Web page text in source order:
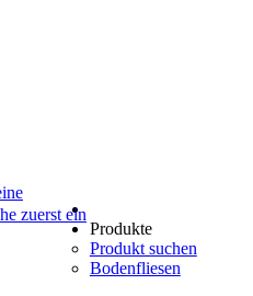
zuerst ein
Produkte
Produkt suchen
Bodenfliesen